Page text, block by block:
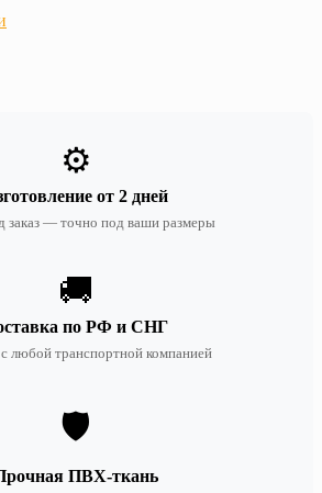
⚙️
от 2 дней
заказ — точно под ваши размеры
🚚
по РФ и СНГ
любой транспортной компанией
🛡️
ПВХ-ткань